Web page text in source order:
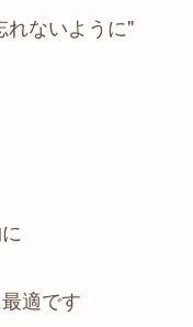
れないように"
適です